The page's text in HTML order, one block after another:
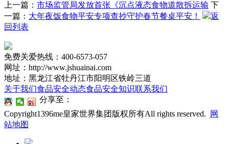
上一篇： 市场监管局发放首张《沉点液态食物道散拆运输 下
一篇： 大年夜饭食物平安专项查抄守护春节餐桌平安！
返
回列表
免费关爱热线：400-6573-057
网址：http://www.jshuainai.com
地址：黑龙江省牡丹江市阳明区铁岭三道
关于我们食品安全动态食品安全知识联系我们
分享至：
Copyright1396me皇家世界集团版权所有All rights reserved.
网
站地图